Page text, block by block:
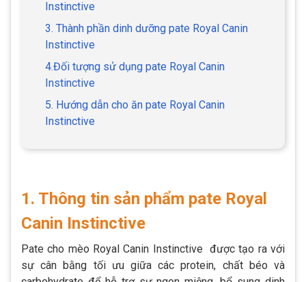
Instinctive
3. Thành phần dinh dưỡng pate Royal Canin
Instinctive
4.Đối tượng sử dụng pate Royal Canin
Instinctive
5. Hướng dẫn cho ăn pate Royal Canin
Instinctive
1. Thông tin sản phẩm pate Royal
Canin Instinctive
Pate cho mèo Royal Canin Instinctive được tạo ra với
sự cân bằng tối ưu giữa các protein, chất béo và